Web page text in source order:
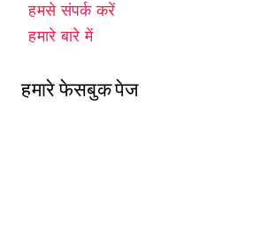
हमसे संपर्क करें
हमारे बारे में
हमारे फेसबुक पेज